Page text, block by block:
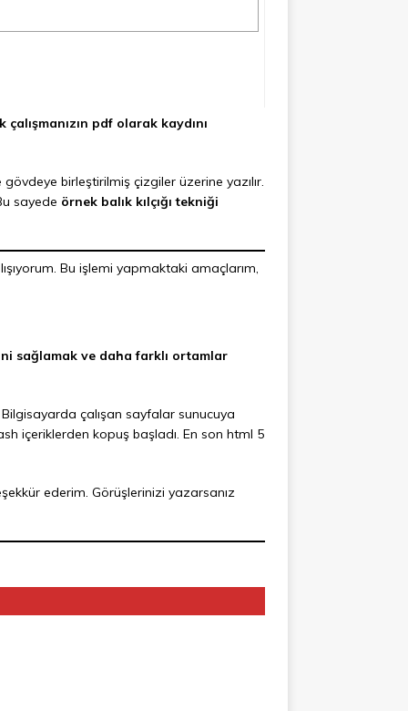
pdf olarak kaydını
birleştirilmiş çizgiler üzerine yazılır.
sayede örnek balık kılçığı tekniği
Bu işlemi yapmaktaki amaçlarım,
sağlamak ve daha farklı ortamlar
çalışan sayfalar sunucuya
içeriklerden kopuş başladı. En son html 5
ederim. Görüşlerinizi yazarsanız